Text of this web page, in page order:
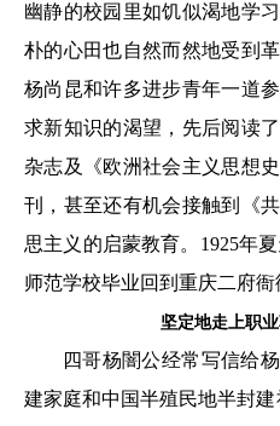
幽静的校园里如饥似渴地学
朴的心田也自然而然地受到
杨尚昆和许多进步青年一道
求新知识的渴望，先后阅读
杂志及《欧洲社会主义思想
刊，甚至还有机会接触到《
思主义的启蒙教育。1925年
师范学校毕业回到重庆二府衙
坚定地走上职
四哥杨闇公经常写信给
建家庭和中国半殖民地半封